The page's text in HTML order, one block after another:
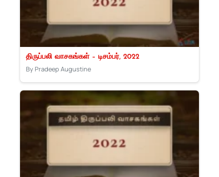
திருப்பலி வாசகங்கள் – டிசம்பர், 2022
By Pradeep Augustine